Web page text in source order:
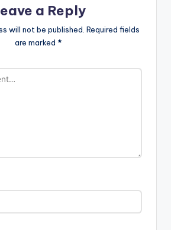
a Reply
will not be published. Required fields
are marked *